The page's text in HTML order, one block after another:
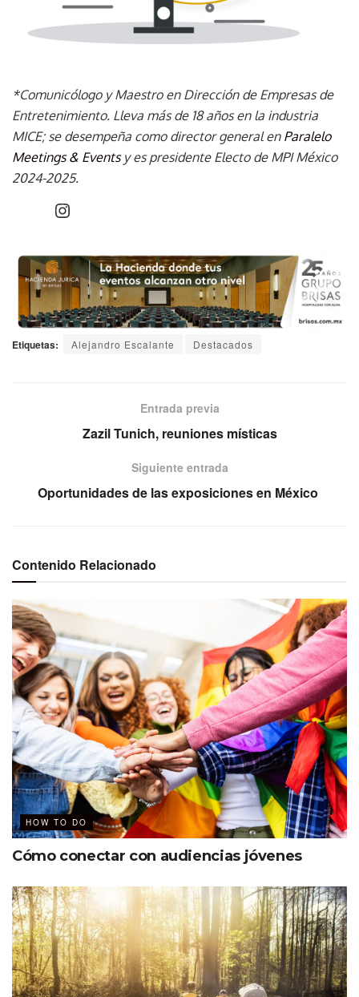
*Comunicólogo y Maestro en Dirección de Empresas de
Entretenimiento. Lleva más de 18 años en la industria
MICE; se desempeña como director general en Paralelo
Meetings & Eventsy es presidente Electo de MPI México
2024-2025.
Etiquetas: Alejandro Escalante Destacados
Entrada previa
Zazil Tunich, reuniones místicas
Siguiente entrada
Oportunidades de las exposiciones en México
Contenido Relacionado
HOW TO DO
Cómo conectar con audiencias jóvenes